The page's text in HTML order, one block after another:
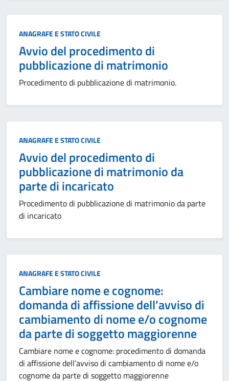
Categoria:
ANAGRAFE E STATO CIVILE
Avvio del procedimento di
pubblicazione di matrimonio
Procedimento di pubblicazione di matrimonio.
Categoria:
ANAGRAFE E STATO CIVILE
Avvio del procedimento di
pubblicazione di matrimonio da
parte di incaricato
Procedimento di pubblicazione di matrimonio da parte
di incaricato
Categoria:
ANAGRAFE E STATO CIVILE
Cambiare nome e cognome:
domanda di affissione dell’avviso di
cambiamento di nome e/o cognome
da parte di soggetto maggiorenne
Cambiare nome e cognome: procedimento di domanda
di affissione dell’avviso di cambiamento di nome e/o
cognome da parte di soggetto maggiorenne